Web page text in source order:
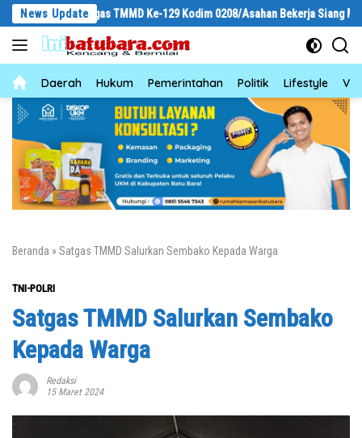
Langsung
konten
News Update
Satgas TMMD Ke-129 Kodim 0208/Asahan Bekerja Siang Malam Demi
NewsDaerah Hukum Pemerintahan Politik Lifestyle
Beranda » Satgas TMMD Salurkan Sembako Kepada Warga
TNI-POLRI
Satgas TMMD Salurkan Sembako
Kepada Warga
Redaksi
15 Maret 2024